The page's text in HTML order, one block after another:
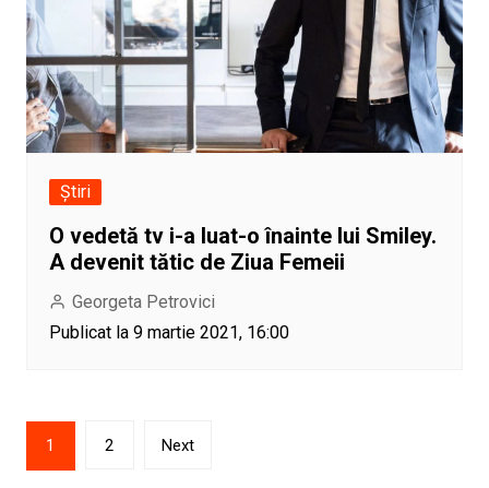
Știri
O vedetă tv i-a luat-o înainte lui Smiley.
A devenit tătic de Ziua Femeii
Georgeta Petrovici
Publicat la 9 martie 2021, 16:00
Paginație
articole
1 2 Next